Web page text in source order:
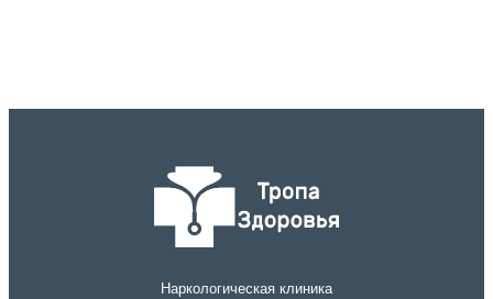
Наркологическая клиника